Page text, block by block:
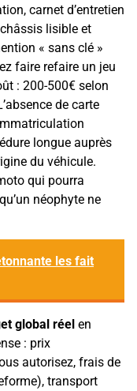
carnet d’entretien
lisible et
« sans clé »
faire refaire un jeu
: 200-500€ selon
de carte
longue auprès
du véhicule.
qui pourra
néophyte ne
les fait
global réel en
: prix
autorisez, frais de
transport